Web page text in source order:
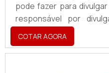
pode fazer para
responsável por
passar um melhor
para os atuais e novos
simples, prático e
COTAR AGORA